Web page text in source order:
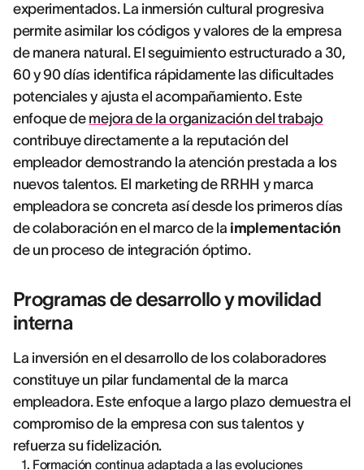
experimentados. La inmersión cultural progresiva
permite asimilar los códigos y valores de la empresa
de manera natural. El seguimiento estructurado a 30,
60 y 90 días identifica rápidamente las dificultades
potenciales y ajusta el acompañamiento. Este
enfoque de mejora de la organización del trabajo
contribuye directamente a la reputación del
empleador demostrando la atención prestada a los
nuevos talentos. El marketing de RRHH y marca
empleadora se concreta así desde los primeros días
de colaboración en el marco de la implementación
de un proceso de integración óptimo.
Programas de desarrollo y movilidad
interna
La inversión en el desarrollo de los colaboradores
constituye un pilar fundamental de la marca
empleadora. Este enfoque a largo plazo demuestra el
compromiso de la empresa con sus talentos y
refuerza su fidelización.
Formación continua adaptada a las evoluciones